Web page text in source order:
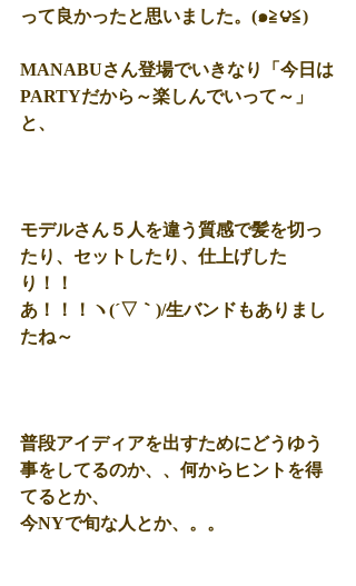
って良かったと思いました。(๑≧౪≦)
MANABUさん登場でいきなり「今日は
PARTYだから～楽しんでいって～」
と、
モデルさん５人を違う質感で髪を切っ
たり、セットしたり、仕上げした
り！！
あ！！！ヽ(´▽｀)/生バンドもありまし
たね～
普段アイディアを出すためにどうゆう
事をしてるのか、、何からヒントを得
てるとか、
今NYで旬な人とか、。。